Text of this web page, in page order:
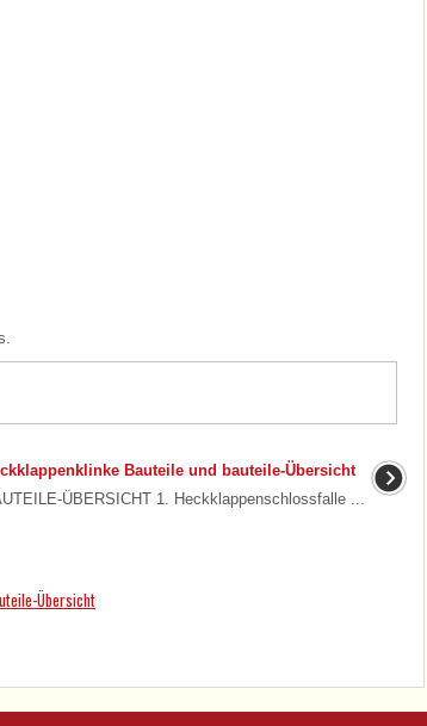
Bauteile und bauteile-Übersicht
ÜBERSICHT 1. Heckklappenschlossfalle ...
Übersicht